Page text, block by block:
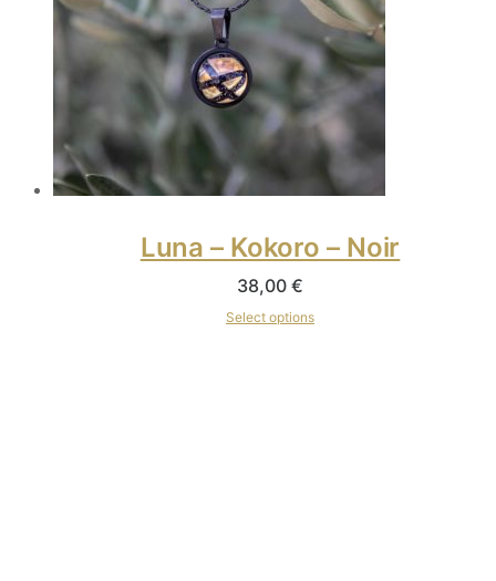
Luna – Kokoro – Noir
38,00 €
Select options